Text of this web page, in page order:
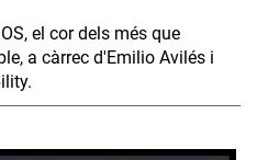
el cor dels més que
a càrrec d'Emilio Avilés i